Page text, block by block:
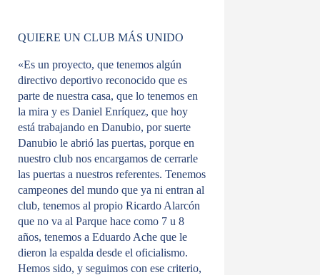
QUIERE UN CLUB MÁS UNIDO
«Es un proyecto, que tenemos algún
directivo deportivo reconocido que es
parte de nuestra casa, que lo tenemos en
la mira y es Daniel Enríquez, que hoy
está trabajando en Danubio, por suerte
Danubio le abrió las puertas, porque en
nuestro club nos encargamos de cerrarle
las puertas a nuestros referentes. Tenemos
campeones del mundo que ya ni entran al
club, tenemos al propio Ricardo Alarcón
que no va al Parque hace como 7 u 8
años, tenemos a Eduardo Ache que le
dieron la espalda desde el oficialismo.
Hemos sido, y seguimos con ese criterio,